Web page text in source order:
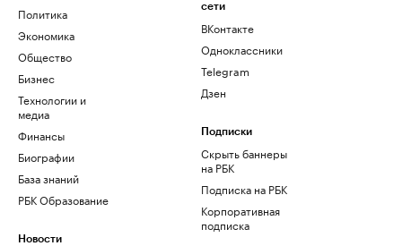
Политика
Экономика
Общество
Бизнес
Технологии и
медиа
Финансы
Биографии
База знаний
РБК Образование
Новости
сети
ВКонтакте
Одноклассники
Telegram
Дзен
Подписки
Скрыть баннеры
на РБК
Подписка на РБК
Корпоративная
подписка